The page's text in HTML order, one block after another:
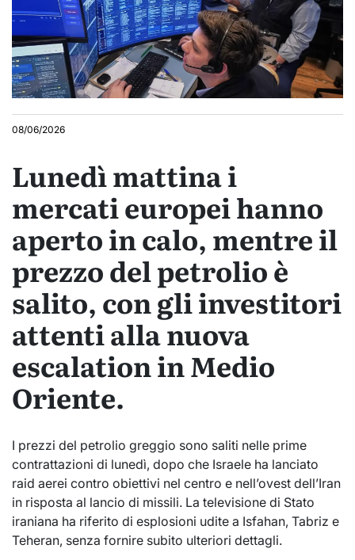
08/06/2026
Lunedì mattina i
mercati europei hanno
aperto in calo, mentre il
prezzo del petrolio è
salito, con gli investitori
attenti alla nuova
escalation in Medio
Oriente.
I prezzi del petrolio greggio sono saliti nelle prime
contrattazioni di lunedì, dopo che Israele ha lanciato
raid aerei contro obiettivi nel centro e nell’ovest dell’Iran
in risposta al lancio di missili. La televisione di Stato
iraniana ha riferito di esplosioni udite a Isfahan, Tabriz e
Teheran, senza fornire subito ulteriori dettagli.